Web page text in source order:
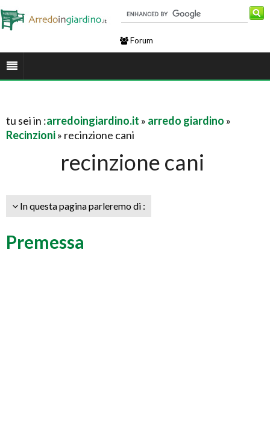
Forum
tu sei in :arredoingiardino.it » arredo giardino »
Recinzioni» recinzione cani
recinzione cani
In questa pagina parleremo di :
Premessa